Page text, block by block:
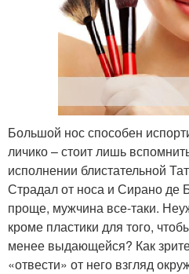
Большой нос способен
личико – стоит лишь
исполнении блистательной
Страдал от носа и Сирано де
проще, мужчина все-таки.
кроме пластики для того,
менее выдающейся? Как
«отвести» от него взгляд